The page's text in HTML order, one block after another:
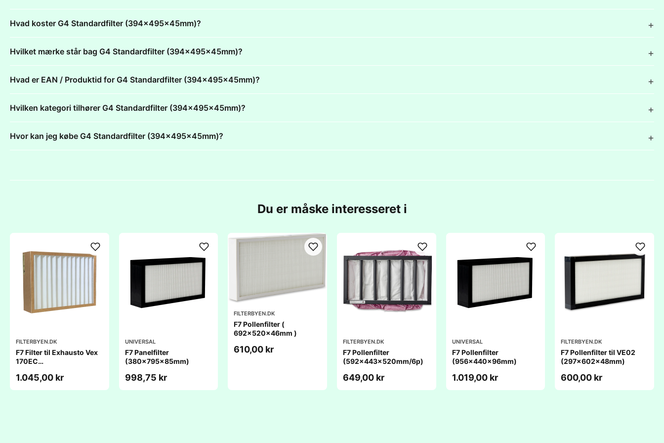
Hvad koster G4 Standardfilter (394x495x45mm)?
Hvilket mærke står bag G4 Standardfilter (394x495x45mm)?
Hvad er EAN / Produktid for G4 Standardfilter (394x495x45mm)?
Hvilken kategori tilhører G4 Standardfilter (394x495x45mm)?
Hvor kan jeg købe G4 Standardfilter (394x495x45mm)?
Du er måske interesseret i
FILTERBYEN.DK
F7 Filter til Exhausto Vex
170EC
1.045,00 kr
UNIVERSAL
F7 Panelfilter
(380x795x85mm)
998,75 kr
FILTERBYEN.DK
F7 Pollenfilter (
692x520x46mm )
610,00 kr
FILTERBYEN.DK
F7 Pollenfilter
(592x443x520mm/6p)
649,00 kr
UNIVERSAL
F7 Pollenfilter
(956x440x96mm)
1.019,00 kr
FILTERBYEN.DK
F7 Pollenfilter til VE02
(297x602x48mm)
600,00 kr